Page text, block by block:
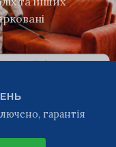
гарантія